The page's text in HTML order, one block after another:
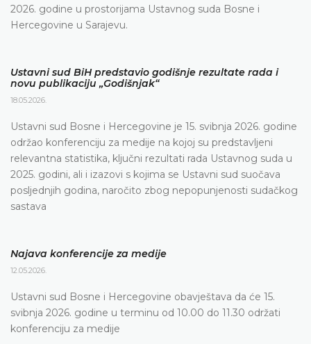
2026. godine u prostorijama Ustavnog suda Bosne i
Hercegovine u Sarajevu.
Ustavni sud BiH predstavio godišnje rezultate rada i
novu publikaciju „Godišnjak“
18.05.2026.
Ustavni sud Bosne i Hercegovine je 15. svibnja 2026. godine
održao konferenciju za medije na kojoj su predstavljeni
relevantna statistika, ključni rezultati rada Ustavnog suda u
2025. godini, ali i izazovi s kojima se Ustavni sud suočava
posljednjih godina, naročito zbog nepopunjenosti sudačkog
sastava
Najava konferencije za medije
12.05.2026.
Ustavni sud Bosne i Hercegovine obavještava da će 15.
svibnja 2026. godine u terminu od 10.00 do 11.30 održati
konferenciju za medije